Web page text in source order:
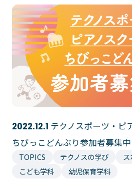
2022.12.1 テクノスポーツ・ピ
ちびっこどんぶり参加者募集中
TOPICS テクノスの学び
こども学科
幼児保育学科